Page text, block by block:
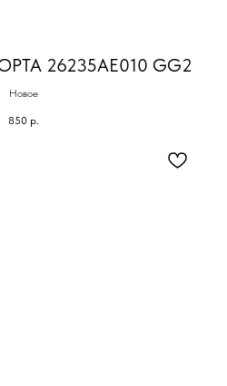
26235AE010 GG2
Новое
850 р.